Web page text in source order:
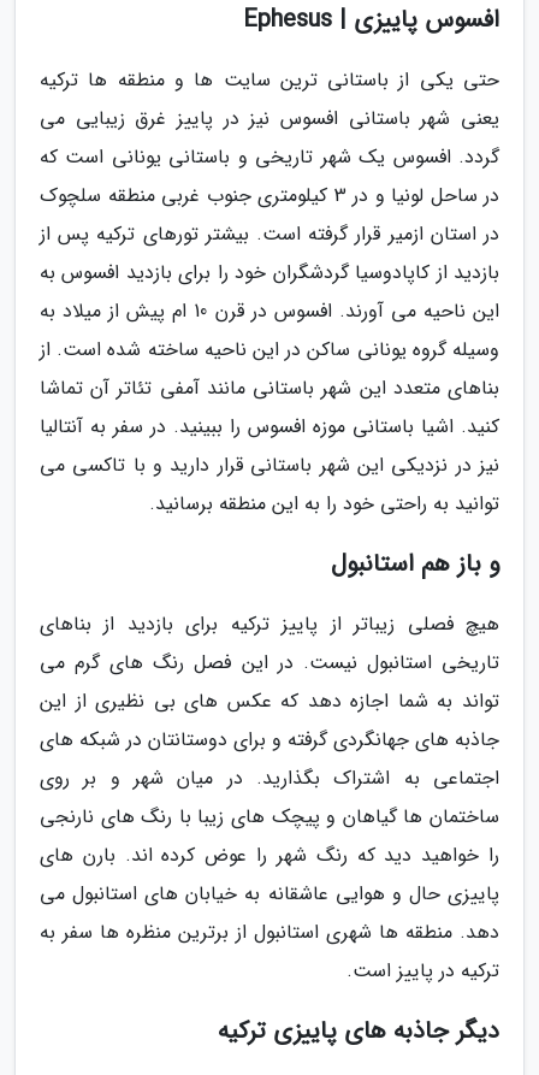
افسوس پاییزی | Ephesus
حتی یکی از باستانی ترین سایت ها و منطقه ها ترکیه
یعنی شهر باستانی افسوس نیز در پاییز غرق زیبایی می
گردد. افسوس یک شهر تاریخی و باستانی یونانی است که
در ساحل لونیا و در 3 کیلومتری جنوب غربی منطقه سلچوک
در استان ازمیر قرار گرفته است. بیشتر تورهای ترکیه پس از
بازدید از کاپادوسیا گردشگران خود را برای بازدید افسوس به
این ناحیه می آورند. افسوس در قرن 10 ام پیش از میلاد به
وسیله گروه یونانی ساکن در این ناحیه ساخته شده است. از
بناهای متعدد این شهر باستانی مانند آمفی تئاتر آن تماشا
کنید. اشیا باستانی موزه افسوس را ببینید. در سفر به آنتالیا
نیز در نزدیکی این شهر باستانی قرار دارید و با تاکسی می
توانید به راحتی خود را به این منطقه برسانید.
و باز هم استانبول
هیچ فصلی زیباتر از پاییز ترکیه برای بازدید از بناهای
تاریخی استانبول نیست. در این فصل رنگ های گرم می
تواند به شما اجازه دهد که عکس های بی نظیری از این
جاذبه های جهانگردی گرفته و برای دوستانتان در شبکه های
اجتماعی به اشتراک بگذارید. در میان شهر و بر روی
ساختمان ها گیاهان و پیچک های زیبا با رنگ های نارنجی
را خواهید دید که رنگ شهر را عوض کرده اند. بارن های
پاییزی حال و هوایی عاشقانه به خیابان های استانبول می
دهد. منطقه ها شهری استانبول از برترین منظره ها سفر به
ترکیه در پاییز است.
دیگر جاذبه های پاییزی ترکیه